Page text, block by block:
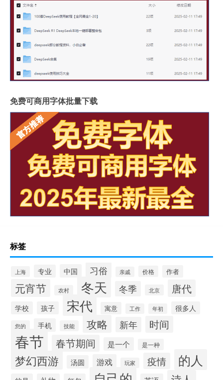
免费可商用字体批量下载
标签
上海 专业 中国 习俗 亲戚 价格 作者
元宵节 农村 冬天 冬季 北京 唐代
学校 孩子 宋代 寓意 工作 年初 很多人
您的 手机 技能 攻略 新年 时间
春节 春节期间 是一个 是一种
梦幻西游 汤圆 游戏 玩家 疫情 的人